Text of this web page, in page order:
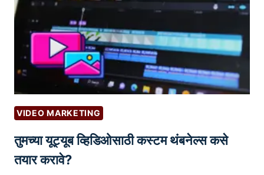
VIDEO MARKETING
तुमच्या यूट्यूब व्हिडिओसाठी कस्टम थंबनेल्स कसे
तयार करावे?